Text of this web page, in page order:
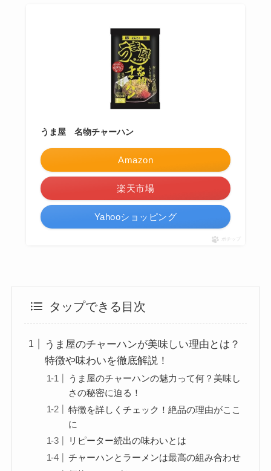
うま屋 名物チャーハン
Amazon
楽天市場
Yahooショッピング
ポチップ
タップできる目次
うま屋のチャーハンが美味しい理由とは？
特徴や味わいを徹底解説！
うま屋のチャーハンの魅力って何？美味し
さの秘密に迫る！
特徴を詳しくチェック！絶品の理由がここ
に
リピーター続出の味わいとは
チャーハンとラーメンは最高の組み合わせ